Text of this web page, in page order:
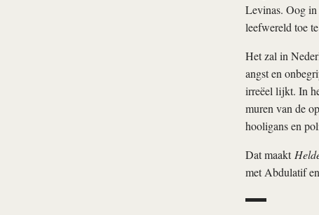
Levinas. Oog
leefwereld toe
Het zal in
angst en
irreëel lijkt. In
muren van de
hooligans en
Dat maakt
met Abdulatif